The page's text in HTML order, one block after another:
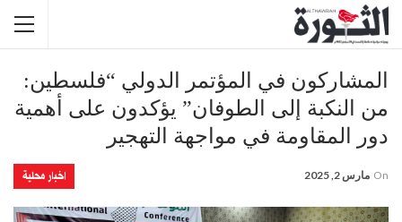
المشاركون في المؤتمر الدولي “فلسطين:
من النكبة إلى الطوفان” يؤكدون على أهمية
دور المقاومة في مواجهة التهجير
اخبار محلية On مارس 2, 2025